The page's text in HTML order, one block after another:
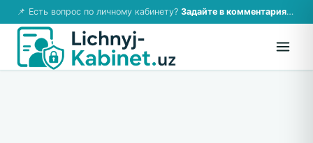
📌 Есть вопрос по личному кабинету? Задайте в комментариях — ответим!